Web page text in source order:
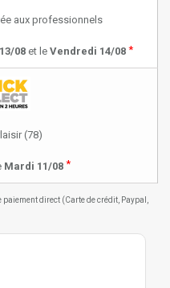
aux professionnels
08et le Vendredi 14/08 *
(78)
Mardi 11/08 *
direct (Carte de crédit, Paypal,